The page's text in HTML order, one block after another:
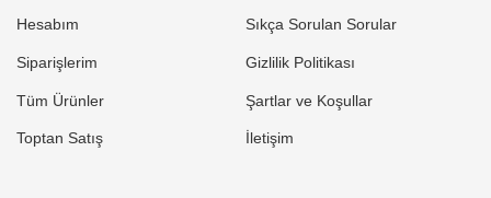
Hesabım
Siparişlerim
Tüm Ürünler
Toptan Satış
Sıkça Sorulan Sorular
Gizlilik Politikası
Şartlar ve Koşullar
İletişim